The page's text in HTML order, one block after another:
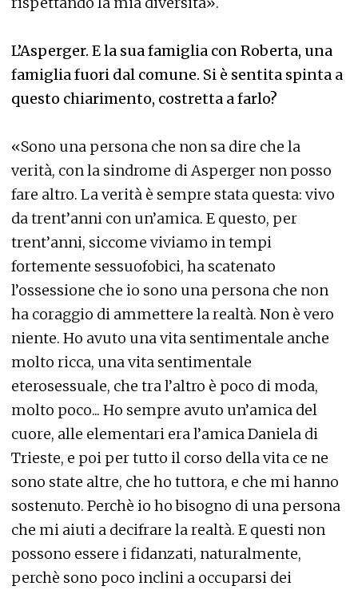
L’Asperger. E la sua famiglia con Roberta, una
famiglia fuori dal comune. Si è sentita spinta a
questo chiarimento, costretta a farlo?
«Sono una persona che non sa dire che la
verità, con la sindrome di Asperger non posso
fare altro. La verità è sempre stata questa: vivo
da trent’anni con un’amica. E questo, per
trent’anni, siccome viviamo in tempi
fortemente sessuofobici, ha scatenato
l’ossessione che io sono una persona che non
ha coraggio di ammettere la realtà. Non è vero
niente. Ho avuto una vita sentimentale anche
molto ricca, una vita sentimentale
eterosessuale, che tra l’altro è poco di moda,
molto poco... Ho sempre avuto un’amica del
cuore, alle elementari era l’amica Daniela di
Trieste, e poi per tutto il corso della vita ce ne
sono state altre, che ho tuttora, e che mi hanno
sostenuto. Perchè io ho bisogno di una persona
che mi aiuti a decifrare la realtà. E questi non
possono essere i fidanzati, naturalmente,
perchè sono poco inclini a occuparsi dei